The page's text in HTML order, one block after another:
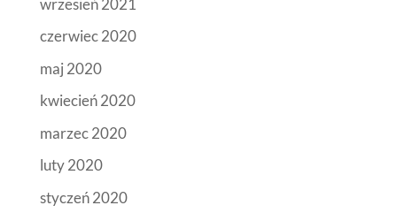
czerwiec 2020
maj 2020
kwiecień 2020
marzec 2020
luty 2020
styczeń 2020